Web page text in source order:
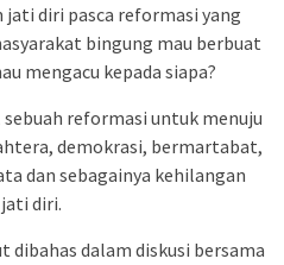
jati diri pasca reformasi yang
bingung mau berbuat
mengacu kepada siapa?
reformasi untuk menuju
demokrasi, bermartabat,
dan sebagainya kehilangan
diri.
dibahas dalam diskusi bersama